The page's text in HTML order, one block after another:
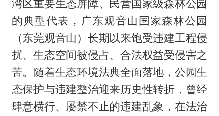
湾区重要生态屏障、民营国家级森林公园
的典型代表，广东观音山国家森林公园
（东莞观音山）长期以来饱受违建工程侵
扰、生态空间被侵占、合法权益受侵害之
苦。随着生态环境法典全面落地，公园生
态保护与违建整治迎来历史性转折，曾经
肆意横行、屡禁不止的违建乱象，在法治